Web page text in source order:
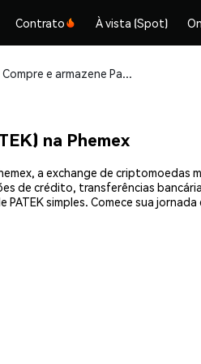
Contrato À vista (Spot)
Compre e armazene Patek (PATEK) com segurança
na Phemex
a exchange de
de crédito, transferências
PATEK simples. Comece sua